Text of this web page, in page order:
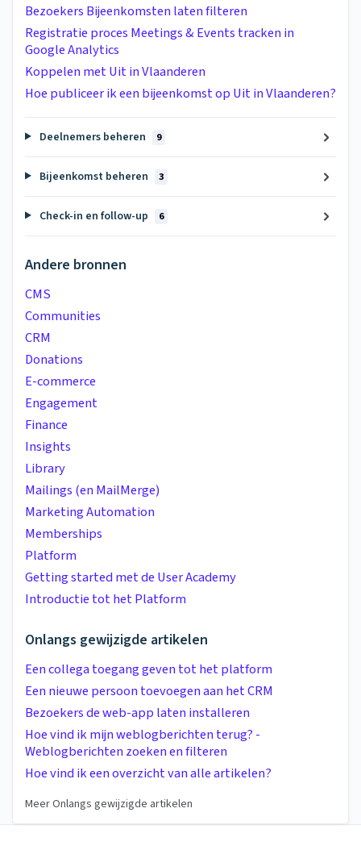
Bezoekers Bijeenkomsten laten filteren
Registratie proces Meetings & Events tracken in
Google Analytics
Koppelen met Uit in Vlaanderen
Hoe publiceer ik een bijeenkomst op Uit in Vlaanderen?
Deelnemers beheren 9
Bijeenkomst beheren 3
Check-in en follow-up 6
Andere bronnen
CMS
Communities
CRM
Donations
E-commerce
Engagement
Finance
Insights
Library
Mailings (en MailMerge)
Marketing Automation
Memberships
Platform
Getting started met de User Academy
Introductie tot het Platform
Onlangs gewijzigde artikelen
Een collega toegang geven tot het platform
Een nieuwe persoon toevoegen aan het CRM
Bezoekers de web-app laten installeren
Hoe vind ik mijn weblogberichten terug? -
Weblogberichten zoeken en filteren
Hoe vind ik een overzicht van alle artikelen?
Meer Onlangs gewijzigde artikelen